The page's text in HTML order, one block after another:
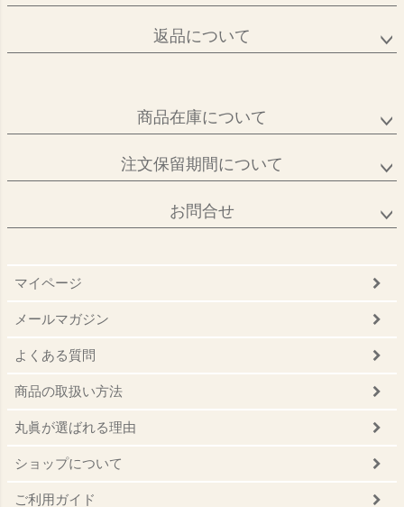
返品について
商品在庫について
注文保留期間について
お問合せ
マイページ
メールマガジン
よくある質問
商品の取扱い方法
丸眞が選ばれる理由
ショップについて
ご利用ガイド